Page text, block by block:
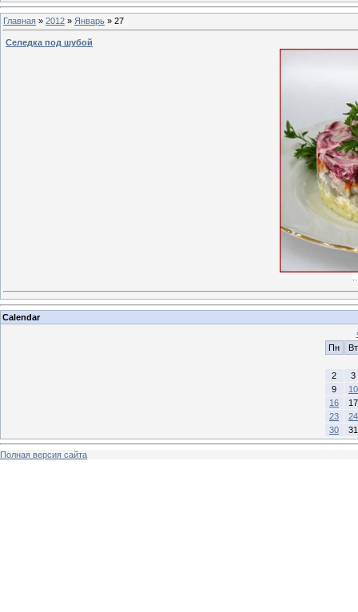
Главная » 2012 » Январь » 27
Селедка под шубой
Calendar
Пн
Вт
2
3
9
10
16
17
23
24
30
31
Полная версия сайта